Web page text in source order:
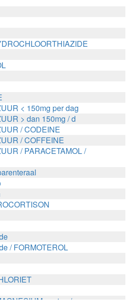
< 150mg per dag
> dan 150mg / d
/ CODEINE
/ COFFEINE
/ PARACETAMOL /
/ FORMOTEROL